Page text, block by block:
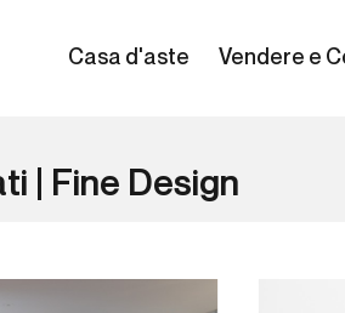
Casa d'aste Vendere e
| Fine Design